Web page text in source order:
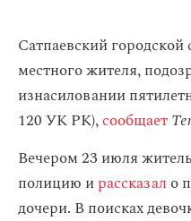
Сатпаевский городской
местного жителя,
изнасиловании
120 УК РК),сообщает
Вечером 23 июля
полицию ирассказал о
дочери. В поисках